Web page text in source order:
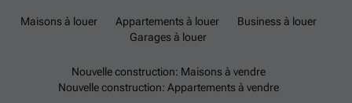
Maisons à louer Appartements à louer
Business à louer
Garages à louer
Nouvelle construction: Maisons à vendre
Nouvelle construction: Appartements à vendre